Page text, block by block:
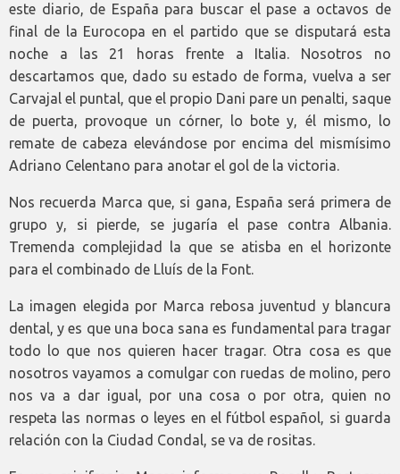
este diario, de España para buscar el pase a octavos de
final de la Eurocopa en el partido que se disputará esta
noche a las 21 horas frente a Italia. Nosotros no
descartamos que, dado su estado de forma, vuelva a ser
Carvajal el puntal, que el propio Dani pare un penalti, saque
de puerta, provoque un córner, lo bote y, él mismo, lo
remate de cabeza elevándose por encima del mismísimo
Adriano Celentano para anotar el gol de la victoria.
Nos recuerda Marca que, si gana, España será primera de
grupo y, si pierde, se jugaría el pase contra Albania.
Tremenda complejidad la que se atisba en el horizonte
para el combinado de Lluís de la Font.
La imagen elegida por Marca rebosa juventud y blancura
dental, y es que una boca sana es fundamental para tragar
todo lo que nos quieren hacer tragar. Otra cosa es que
nosotros vayamos a comulgar con ruedas de molino, pero
nos va a dar igual, por una cosa o por otra, quien no
respeta las normas o leyes en el fútbol español, si guarda
relación con la Ciudad Condal, se va de rositas.